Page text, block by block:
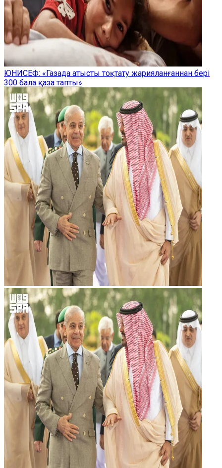
ЮНИСЕФ: «Газада атысты тоқтату жарияланғаннан бері
300 бала қаза тапты»